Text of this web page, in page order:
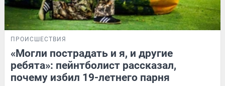
ПРОИСШЕСТВИЯ
«Могли пострадать и я, и другие
ребята»: пейнтболист рассказал,
почему избил 19-летнего парня